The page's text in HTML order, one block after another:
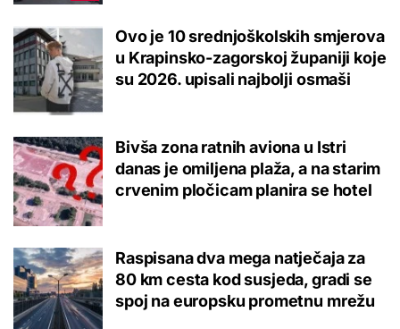
Ovo je 10 srednjoškolskih smjerova
u Krapinsko-zagorskoj županiji koje
su 2026. upisali najbolji osmaši
Bivša zona ratnih aviona u Istri
danas je omiljena plaža, a na starim
crvenim pločicam planira se hotel
Raspisana dva mega natječaja za
80 km cesta kod susjeda, gradi se
spoj na europsku prometnu mrežu